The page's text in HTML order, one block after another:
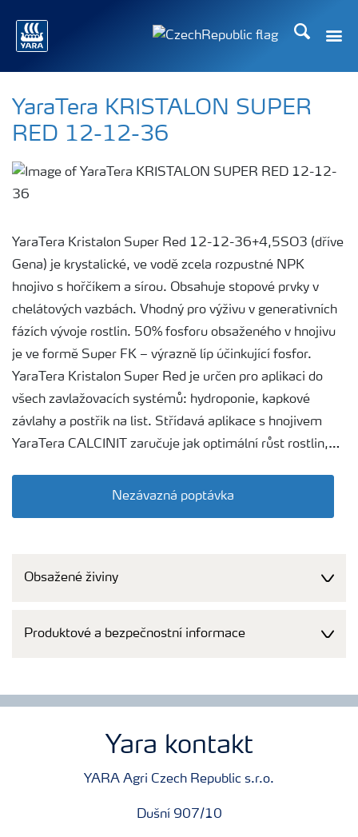
Hledat
YaraTera KRISTALON SUPER
RED 12-12-36
YaraTera Kristalon Super Red 12-12-36+4,5SO3 (dříve
Gena) je krystalické, ve vodě zcela rozpustné NPK
hnojivo s hořčíkem a sírou. Obsahuje stopové prvky v
chelátových vazbách. Vhodný pro výživu v generativních
fázích vývoje rostlin. 50% fosforu obsaženého v hnojivu
je ve formě Super FK – výrazně líp účinkující fosfor.
YaraTera Kristalon Super Red je určen pro aplikaci do
všech zavlažovacích systémů: hydroponie, kapkové
závlahy a postřik na list. Střídavá aplikace s hnojivem
YaraTera CALCINIT zaručuje jak optimální růst rostlin,
Nezávazná poptávka
Obsažené živiny
Produktové a bezpečnostní informace
Yara kontakt
YARA Agri Czech Republic s.r.o.
Dušní 907/10